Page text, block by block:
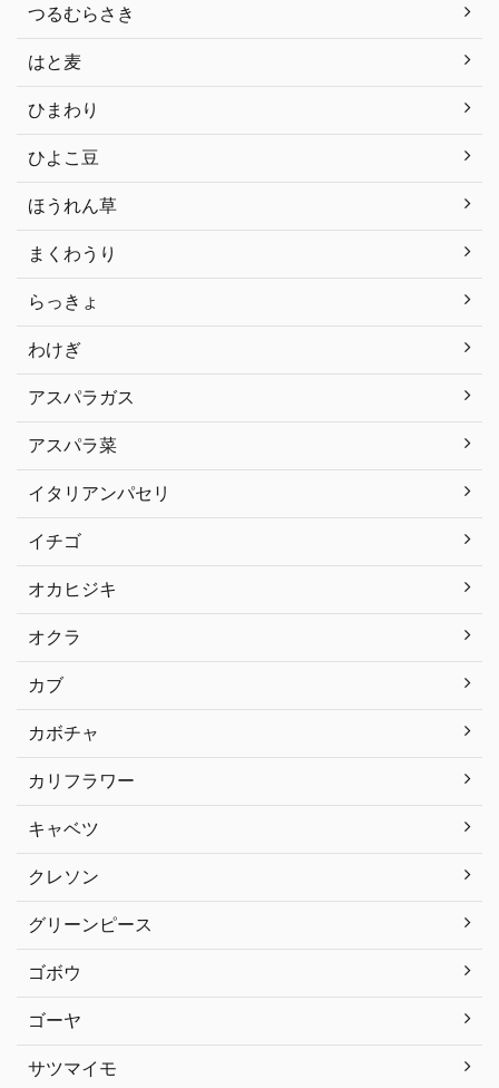
つるむらさき
はと麦
ひまわり
ひよこ豆
ほうれん草
まくわうり
らっきょ
わけぎ
アスパラガス
アスパラ菜
イタリアンパセリ
イチゴ
オカヒジキ
オクラ
カブ
カボチャ
カリフラワー
キャベツ
クレソン
グリーンピース
ゴボウ
ゴーヤ
サツマイモ